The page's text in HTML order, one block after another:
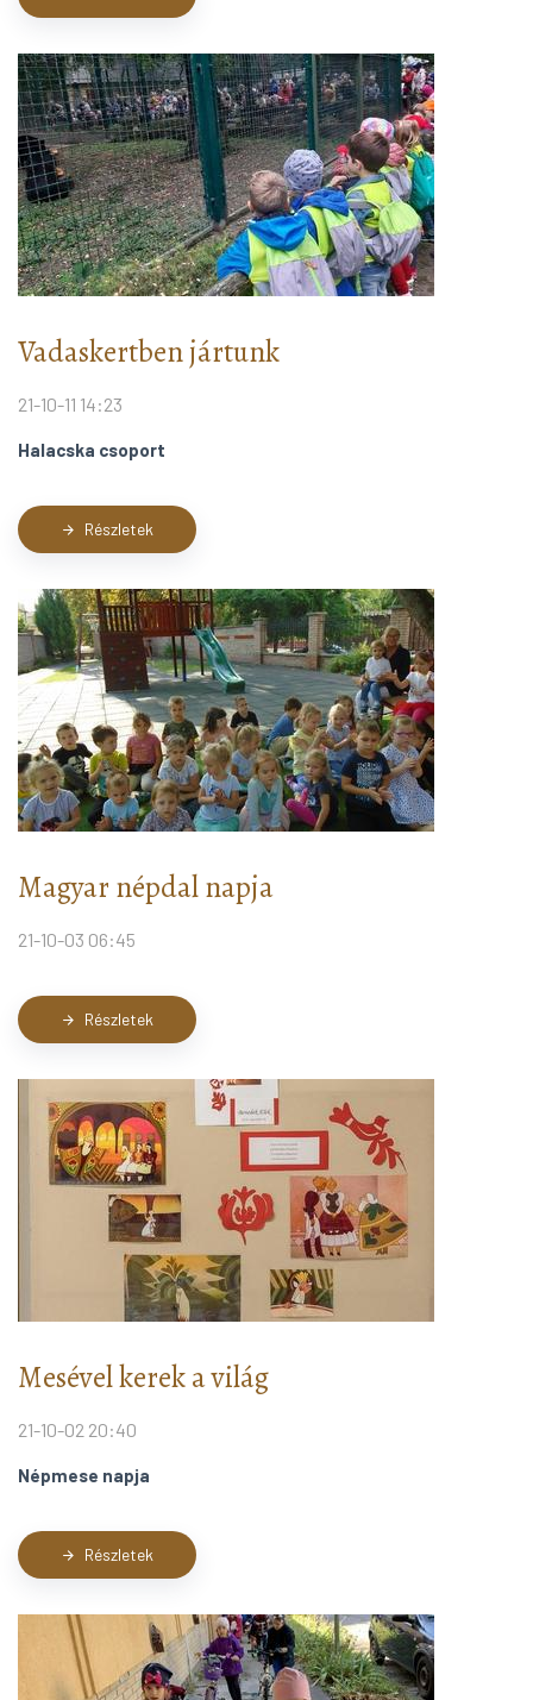
Vadaskertben jártunk
21-10-11 14:23
Halacska csoport
arrow_forward Részletek
Magyar népdal napja
21-10-03 06:45
arrow_forward Részletek
Mesével kerek a világ
21-10-02 20:40
Népmese napja
arrow_forward Részletek